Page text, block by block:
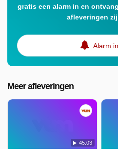
gratis een alarm in en
afleveringen
Alarm
Meer afleveringen
45:03